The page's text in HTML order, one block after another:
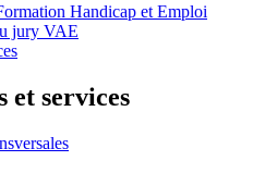
Handicap et Emploi
jury VAE
et services